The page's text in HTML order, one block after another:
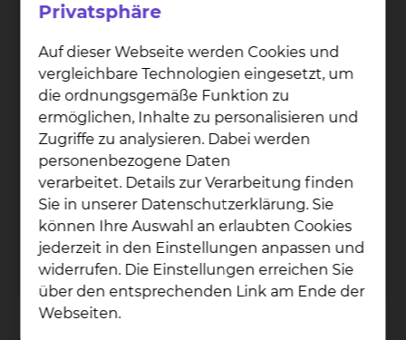
Dr. Mar­cel Ans­sar
Fichtengrund 1, 38126 Braunschweig
Tel.:+49 531 595 2527
Fax: +49531 595 2658
Per E-Mail kontaktieren
Privatsphäre
Auf dieser Webseite werden Cookies und
vergleichbare Technologien eingesetzt, um
die ordnungsgemäße Funktion zu
ermöglichen, Inhalte zu personalisieren und
Zugriffe zu analysieren. Dabei werden
personenbezogene Daten
verarbeitet. Details zur Verarbeitung finden
Sie in unserer Datenschutzerklärung. Sie
können Ihre Auswahl an erlaubten Cookies
jederzeit in den Einstellungen anpassen und
widerrufen. Die Einstellungen erreichen Sie
über den entsprechenden Link am Ende der
Webseiten.